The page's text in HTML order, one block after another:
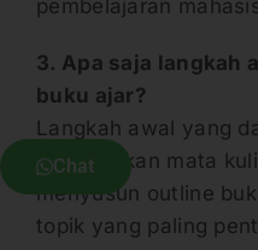
pembelajaran
3. Apa saja langkah
buku ajar?
Langkah awal yang
menentukan mata
menyusun outline
topik yang paling
Chat